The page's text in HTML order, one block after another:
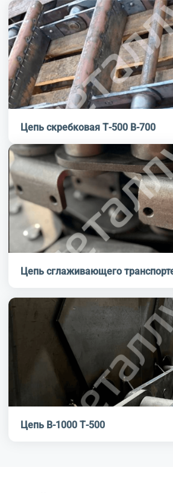
Цепь скребковая Т-500 В-700
Цепь сглаживающего
Цепь В-1000 Т-500